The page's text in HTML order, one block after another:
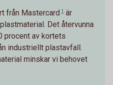
från Mastercard 1 är
Det återvunna
procent av kortets
industriellt plastavfall.
minskar vi behovet